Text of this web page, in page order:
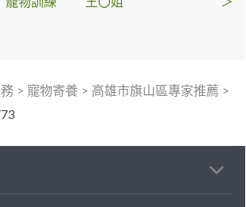
> 寵物寄養 > 高雄市旗山區專家推薦 >